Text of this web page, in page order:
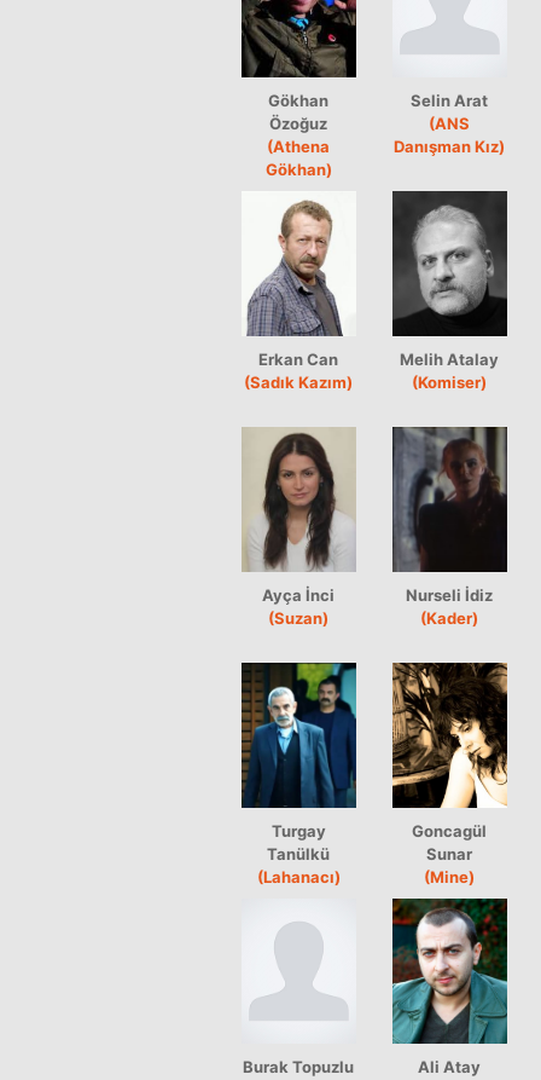
Gökhan
Özoğuz
(Athena
Gökhan)
Selin Arat
(ANS
Danışman Kız)
Erkan Can
(Sadık Kazım)
Melih Atalay
(Komiser)
Ayça İnci
(Suzan)
Nurseli İdiz
(Kader)
Turgay
Tanülkü
(Lahanacı)
Goncagül
Sunar
(Mine)
Burak Topuzlu
Ali Atay